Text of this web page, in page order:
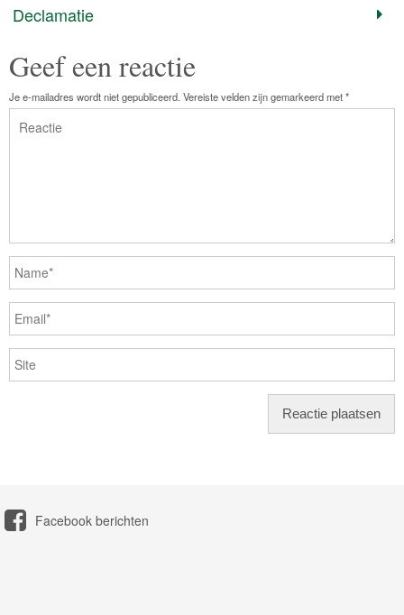
Declamatie
Geef een reactie
Je e-mailadres wordt niet gepubliceerd. Vereiste velden zijn gemarkeerd met*
Facebook berichten